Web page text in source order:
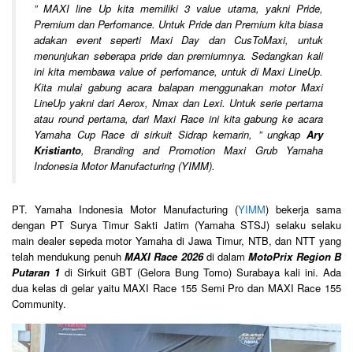
”MAXI line Up kita memiliki 3 value utama, yakni Pride,
Premium dan Perfomance. Untuk Pride dan Premium kita biasa
adakan event seperti Maxi Day dan CusToMaxi, untuk
menunjukan seberapa pride dan premiumnya. Sedangkan kali
ini kita membawa value of perfomance, untuk di Maxi LineUp.
Kita mulai gabung acara balapan menggunakan motor Maxi
LineUp yakni dari Aerox, Nmax dan Lexi. Untuk serie pertama
atau round pertama, dari Maxi Race ini kita gabung ke acara
Yamaha Cup Race di sirkuit Sidrap kemarin, ” ungkapAry
Kristianto, Branding and Promotion Maxi Grub Yamaha
Indonesia Motor Manufacturing (YIMM).
PT. Yamaha Indonesia Motor Manufacturing (YIMM) bekerja sama
dengan PT Surya Timur Sakti Jatim (Yamaha STSJ) selaku selaku
main dealer sepeda motor Yamaha di Jawa Timur, NTB, dan NTT yang
telah mendukung penuh MAXI Race 2026di dalamMotoPrix Region B
Putaran 1 di Sirkuit GBT (Gelora Bung Tomo) Surabaya kali ini. Ada
dua kelas di gelar yaitu MAXI Race 155 Semi Pro dan MAXI Race 155
Community.